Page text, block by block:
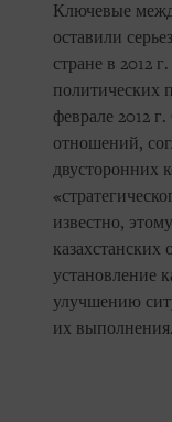
Ключевые
оставили
стране в 2012
политических
феврале 2012
отношений,
двусторонних
известно,
установление
улучшению
их выполнения.